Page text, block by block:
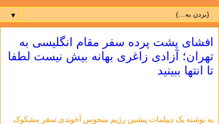
▼
افشای پشت پرده سفر مقام انگلیسی به
تهران؛ آزادی زاغری بهانه بیش نیست لطفا
تا انتها ببینید
به نوشته یک دیپلمات پیشین رژیم منحوس آخوندی سفر مشکوک